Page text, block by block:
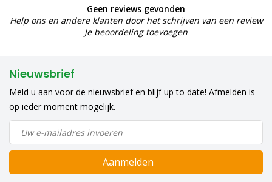
Geen reviews gevonden
Help ons en andere klanten door het schrijven van een review
Je beoordeling toevoegen
Nieuwsbrief
Meld u aan voor de nieuwsbrief en blijf up to date! Afmelden is
op ieder moment mogelijk.
Aanmelden